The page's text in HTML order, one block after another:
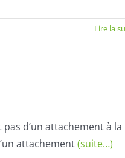
Lire la
d’un attachement à la
attachement(suite…)